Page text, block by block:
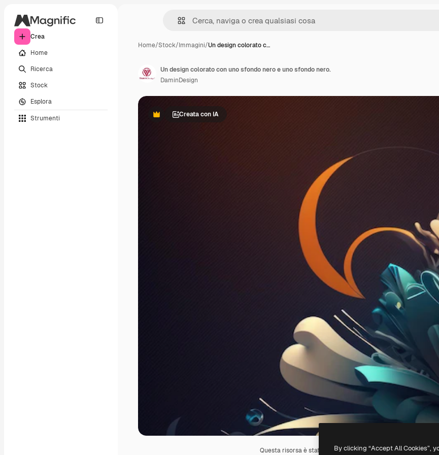
Crea
Home
Ricerca
Stock
Esplora
Strumenti
Home/Stock/Immagini/Un design colorato c…
PremiumCreata con IA
Questa risorsa è stata generata con l' IA. Creane una tua
Un design colorato con uno sfondo nero e uno sfondo nero.
DaminDesign
By clicking “Accept All Cookies”,